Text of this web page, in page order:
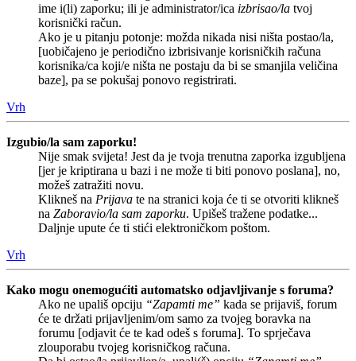
ime i(li) zaporku; ili je administrator/ica izbrisao/la tvoj
korisnički račun.
Ako je u pitanju potonje: možda nikada nisi ništa postao/la,
[uobičajeno je periodično izbrisivanje korisničkih računa
korisnika/ca koji/e ništa ne postaju da bi se smanjila veličina
baze], pa se pokušaj ponovo registrirati.
Vrh
Izgubio/la sam zaporku!
Nije smak svijeta! Jest da je tvoja trenutna zaporka izgubljena
[jer je kriptirana u bazi i ne može ti biti ponovo poslana], no,
možeš zatražiti novu.
Klikneš na Prijava te na stranici koja će ti se otvoriti klikneš
na Zaboravio/la sam zaporku. Upišeš tražene podatke...
Daljnje upute će ti stići elektroničkom poštom.
Vrh
Kako mogu onemogućiti automatsko odjavljivanje s foruma?
Ako ne upališ opciju “Zapamti me” kada se prijaviš, forum
će te držati prijavljenim/om samo za tvojeg boravka na
forumu [odjavit će te kad odeš s foruma]. To sprječava
zlouporabu tvojeg korisničkog računa.